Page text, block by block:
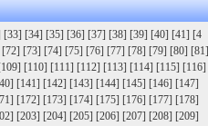
[33] [34] [35] [36] [37] [38] [39] [40] [41] [4
[72] [73] [74] [75] [76] [77] [78] [79] [80] [81]
[110] [111] [112] [113] [114] [115] [116]
[141] [142] [143] [144] [145] [146] [147]
[172] [173] [174] [175] [176] [177] [178]
[203] [204] [205] [206] [207] [208] [209]